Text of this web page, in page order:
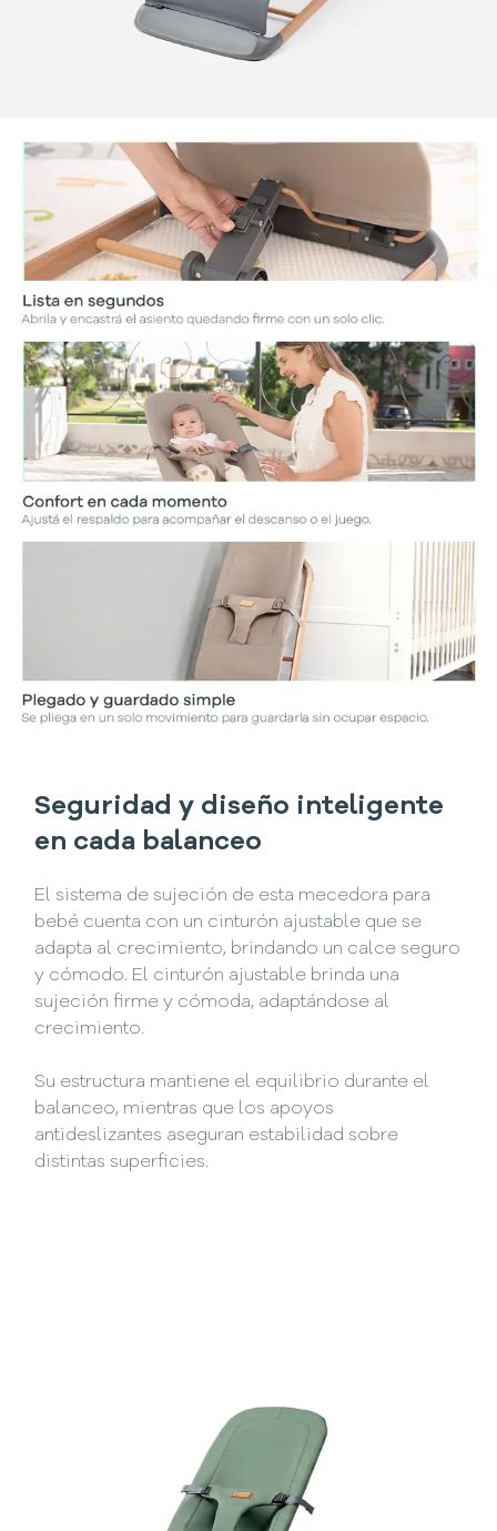
Seguridad y diseño inteligente
en cada balanceo
El sistema de sujeción de esta mecedora para
bebé cuenta con un cinturón ajustable que se
adapta al crecimiento, brindando un calce seguro
y cómodo. El cinturón ajustable brinda una
sujeción firme y cómoda, adaptándose al
crecimiento.
Su estructura mantiene el equilibrio durante el
balanceo, mientras que los apoyos
antideslizantes aseguran estabilidad sobre
distintas superficies.